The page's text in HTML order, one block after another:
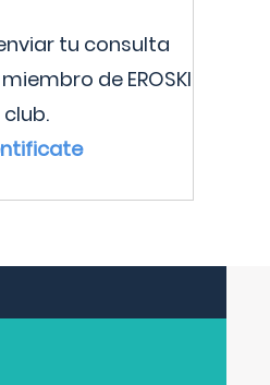
tu consulta
de EROSKI
club.